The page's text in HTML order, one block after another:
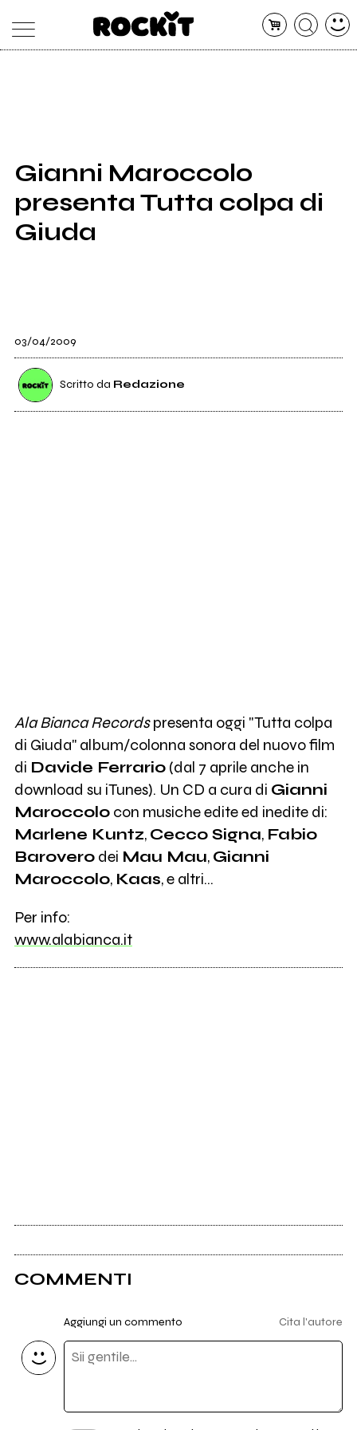
SHOP
RADIO
Gianni Maroccolo
presenta Tutta colpa di
Giuda
03/04/2009
Scritto da Redazione
Ala Bianca Recordspresenta oggi "Tutta colpa
di Giuda" album/colonna sonora del nuovo film
di Davide Ferrario(dal 7 aprile anche in
download su iTunes). Un CD a cura di Gianni
Maroccolocon musiche edite ed inedite di:
Marlene Kuntz, Cecco Signa, Fabio
Baroverodei Mau Mau, Gianni
Maroccolo, Kaas, e altri...
Per info:
www.alabianca.it
COMMENTI
Aggiungi un commento Cita l'autore